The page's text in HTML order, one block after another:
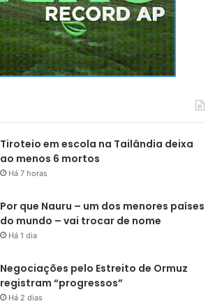
Tiroteio em escola na Tailândia deixa
ao menos 6 mortos
Há 7 horas
Por que Nauru – um dos menores países
do mundo – vai trocar de nome
Há 1 dia
Negociações pelo Estreito de Ormuz
registram “progressos”
Há 2 dias